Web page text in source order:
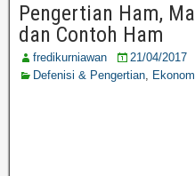
Pengertian Ham,
dan Contoh Ham
fredikurniawan
21/04/2017
Defenisi & Pengertian,